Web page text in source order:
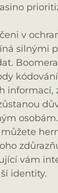
v
silnými
informací,
osobám.
vám
identity.